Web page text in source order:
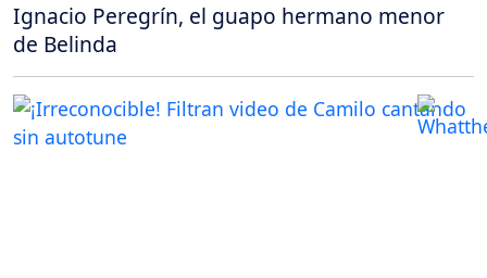
Ignacio Peregrín, el guapo hermano menor
de Belinda